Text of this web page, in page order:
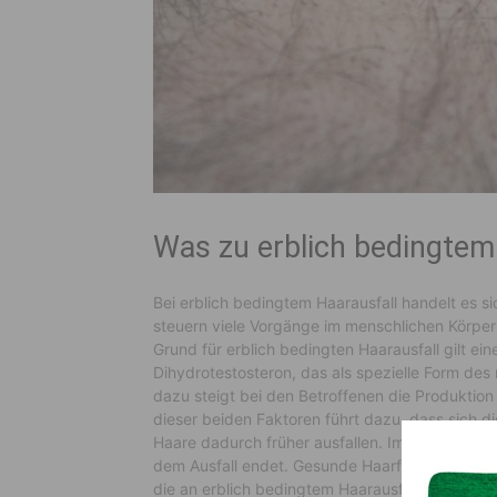
Was zu erblich
Bei erblich bedingtem Haarausfall handelt es
steuern viele Vorgänge im menschlichen
Grund für erblich bedingten Haarausfall gilt
Dihydrotestosteron, das als spezielle Form
dazu steigt bei den Betroffenen die Produktion
dieser beiden Faktoren führt dazu, dass sich
Haare dadurch früher ausfallen. Im Prinzip
dem Ausfall endet. Gesunde Haarfollikel
die an erblich bedingtem Haarausfall leiden.